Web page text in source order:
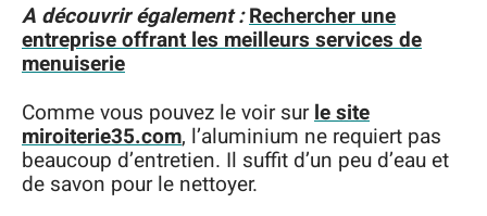
A découvrir également :Rechercher une
entreprise offrant les meilleurs services de
menuiserie
Comme vous pouvez le voir surle site
miroiterie35.com, l’aluminium ne requiert pas
beaucoup d’entretien. Il suffit d’un peu d’eau et
de savon pour le nettoyer.